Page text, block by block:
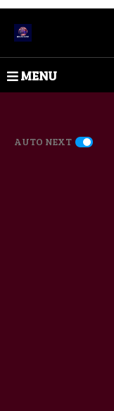
MENU
AUTO NEXT